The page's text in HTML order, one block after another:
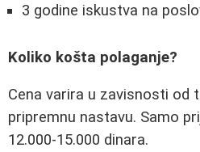
3 godine iskustva na
Koliko košta polaganje?
Cena varira u zavisnosti od
pripremnu nastavu. Samo
12.000-15.000 dinara.